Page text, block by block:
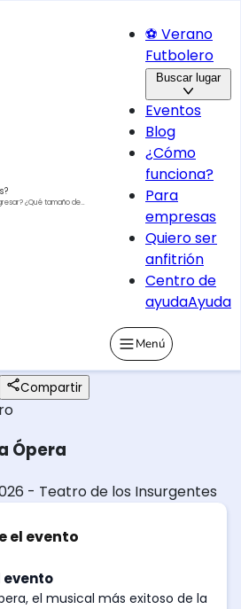
¿Qué tamaño de
⚽ Verano
Futbolero
Buscar lugar
Eventos
Blog
¿Cómo
funciona?
Para
empresas
Quiero ser
anfitrión
Centro de
ayudaAyuda
Menú
Compartir
Ópera
- Teatro de los Insurgentes
el evento
evento
el musical más exitoso de la